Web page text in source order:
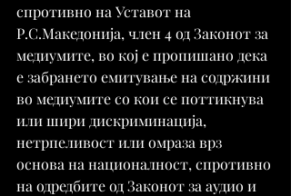
спротивно на Уставот на
Р.С.Македонија, член 4 од Законот за
медиумите, во кој е пропишано дека
е забрането емитување на содржини
во медиумите со кои се поттикнува
или шири дискриминација,
нетрпеливост или омраза врз
основа на националност, спротивно
на одредбите од Законот за аудио и